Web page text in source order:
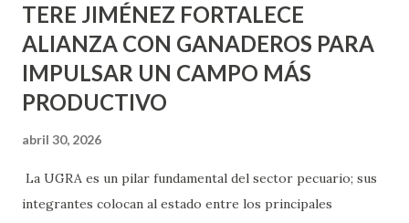
TERE JIMÉNEZ FORTALECE
ALIANZA CON GANADEROS PARA
IMPULSAR UN CAMPO MÁS
PRODUCTIVO
abril 30, 2026
La UGRA es un pilar fundamental del sector pecuario; sus
integrantes colocan al estado entre los principales